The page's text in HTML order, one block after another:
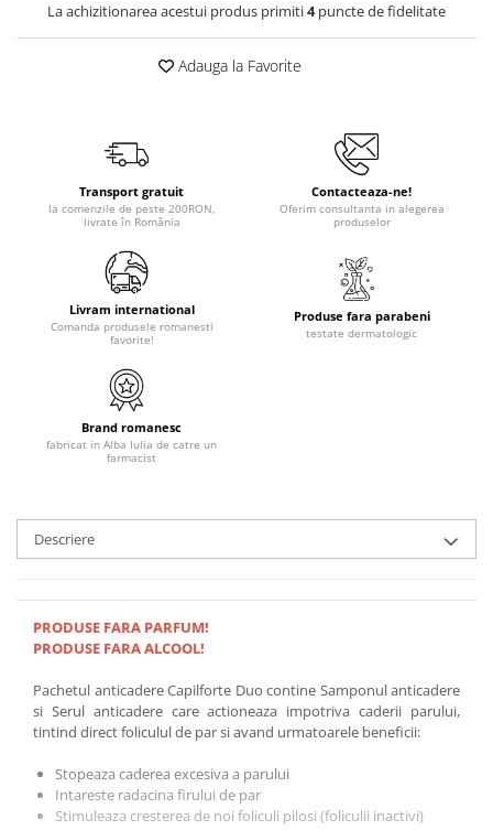
La achizitionarea acestui produs primiti4puncte de fidelitate
Adauga la Favorite
Transport gratuit
la comenzile de peste 200RON,
livrate în România
Contacteaza-ne!
Oferim consultanta in alegerea
produselor
Livram international
Comanda produsele romanesti
favorite!
Produse fara parabeni
testate dermatologic
Brand romanesc
fabricat in Alba Iulia de catre un
farmacist
Descriere
PRODUSE FARA PARFUM!
PRODUSE FARA ALCOOL!
Pachetul anticadere Capilforte Duo contine Samponul anticadere
si Serul anticadere care actioneaza impotriva caderii parului,
tintind direct foliculul de par si avand urmatoarele beneficii:
Stopeaza caderea excesiva a parului
Intareste radacina firului de par
Stimuleaza cresterea de noi foliculi pilosi (foliculii inactivi)